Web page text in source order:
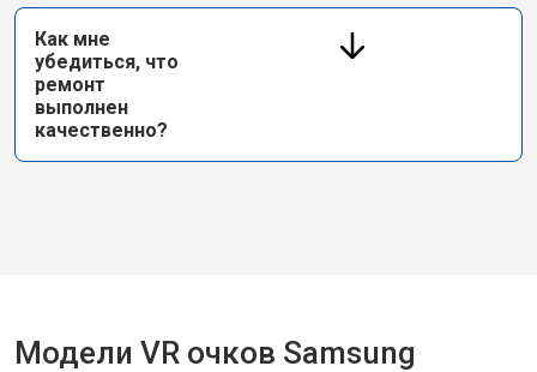
Как мне
убедиться, что
ремонт
выполнен
качественно?
Модели VR очков Samsung